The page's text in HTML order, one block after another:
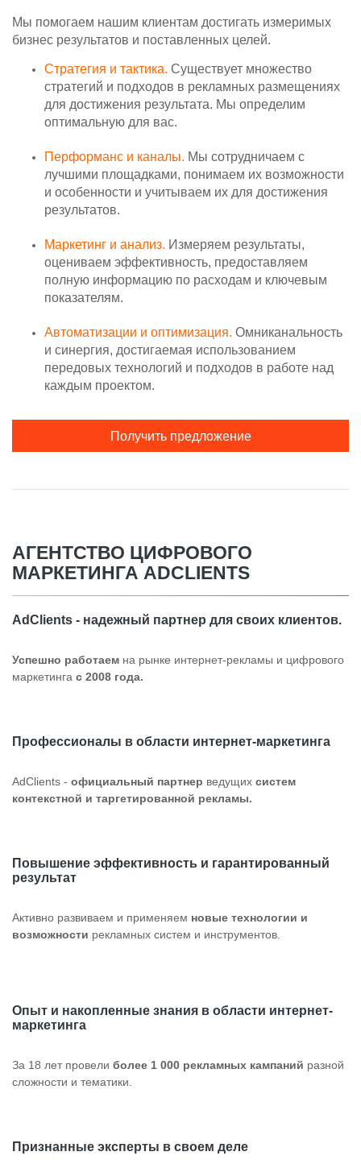
Мы помогаем нашим клиентам достигать измеримых
бизнес результатов и поставленных целей.
Стратегия и тактика. Существует множество
стратегий и подходов в рекламных размещениях
для достижения результата. Мы определим
оптимальную для вас.
Перформанс и каналы. Мы сотрудничаем с
лучшими площадками, понимаем их возможности
и особенности и учитываем их для достижения
результатов.
Маркетинг и анализ. Измеряем результаты,
оцениваем эффективность, предоставляем
полную информацию по расходам и ключевым
показателям.
Автоматизации и оптимизация. Омниканальность
и синергия, достигаемая использованием
передовых технологий и подходов в работе над
каждым проектом.
Получить предложение
АГЕНТСТВО ЦИФРОВОГО
МАРКЕТИНГА ADCLIENTS
AdClients - надежный партнер для своих клиентов.
Успешно работаем на рынке интернет-рекламы и цифрового
маркетинга с 2008 года.
Профессионалы в области интернет-маркетинга
AdClients - официальный партнер ведущих систем
контекстной и таргетированной рекламы.
Повышение эффективность и гарантированный
результат
Активно развиваем и применяем новые технологии и
возможности рекламных систем и инструментов.
Опыт и накопленные знания в области интернет-
маркетинга
За 18 лет провели более 1 000 рекламных кампаний разной
сложности и тематики.
Признанные эксперты в своем деле